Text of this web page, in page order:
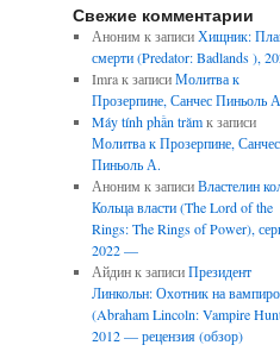
Свежие комментарии
Аноним к записиХищник:
смерти (Predator: Badlands ),
Imraк записиМолитва к
Прозерпине, Санчес Пиньоль
Máy tính phần trămк записи
Молитва к Прозерпине, Санчес
Пиньоль А.
Аноним к записиВластелин
Кольца власти (The Lord of the
Rings: The Rings of Power),
2022 —
Айдинк записиПрезидент
Линкольн: Охотник на
(Abraham Lincoln: Vampire
2012 — рецензия (обзор)